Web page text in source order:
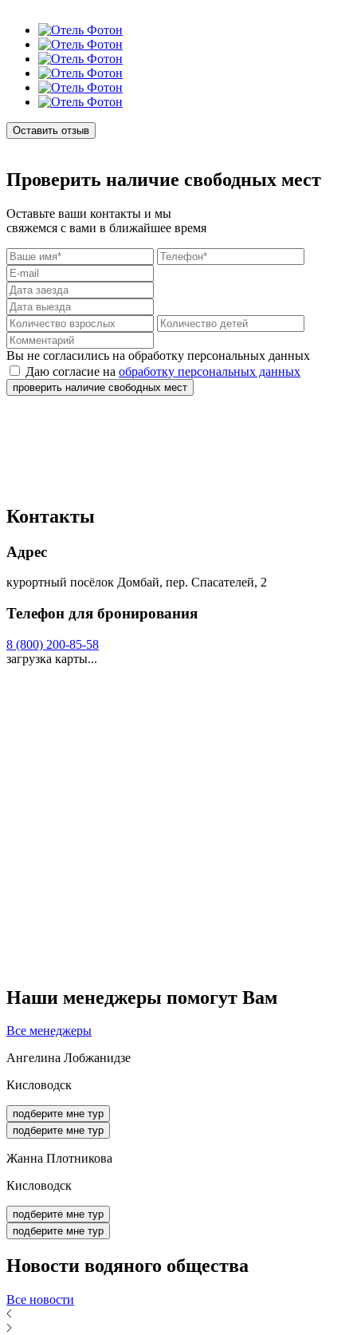
Оставить отзыв
Проверить наличие свободных мест
Оставьте ваши контакты и мы
свяжемся с вами в ближайшее время
Вы не согласились на обработку персональных данных
Даю согласие на обработку персональных данных
проверить наличие свободных мест
Контакты
Адрес
курортный посёлок Домбай, пер. Спасателей, 2
Телефон для бронирования
8 (800) 200-85-58
загрузка карты...
Наши менеджеры помогут Вам
Все менеджеры
Ангелина Лобжанидзе
Кисловодск
подберите мне тур
подберите мне тур
Жанна Плотникова
Кисловодск
подберите мне тур
подберите мне тур
Новости водяного общества
Все новости